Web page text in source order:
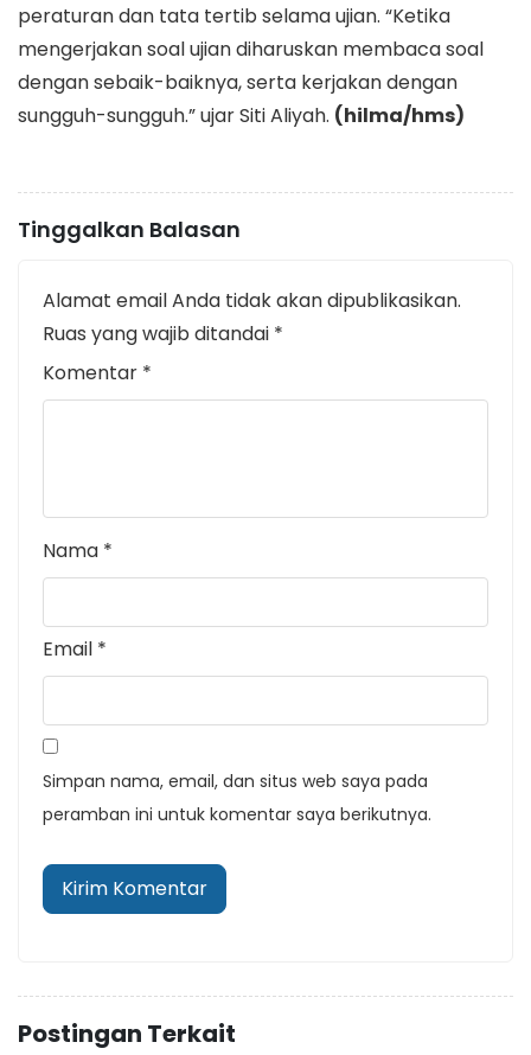
peraturan dan tata tertib selama ujian. “Ketika
mengerjakan soal ujian diharuskan membaca soal
dengan sebaik-baiknya, serta kerjakan dengan
sungguh-sungguh.” ujar Siti Aliyah. (hilma/hms)
Tinggalkan Balasan
Alamat email Anda tidak akan dipublikasikan.
Ruas yang wajib ditandai *
Komentar *
Nama *
Email *
Simpan nama, email, dan situs web saya pada
peramban ini untuk komentar saya berikutnya.
Postingan Terkait